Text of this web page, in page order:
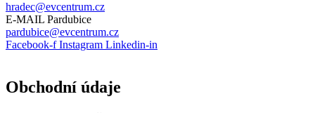
hradec@evcentrum.cz
E-MAIL Pardubice
pardubice@evcentrum.cz
Facebook-f Instagram Linkedin-in
Obchodní údaje